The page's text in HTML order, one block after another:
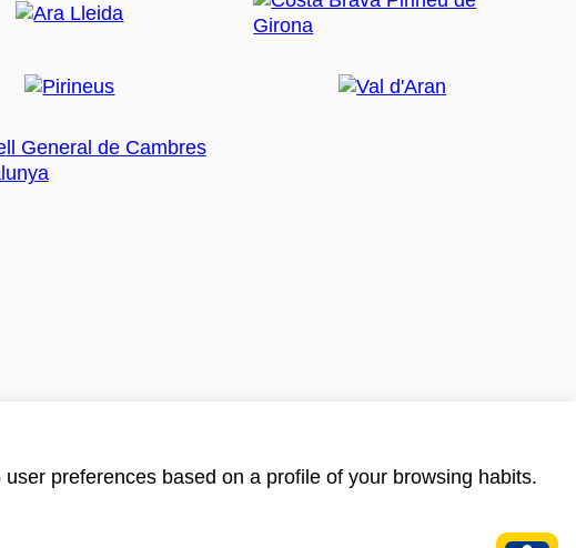
preferences based on a profile of your browsing habits.